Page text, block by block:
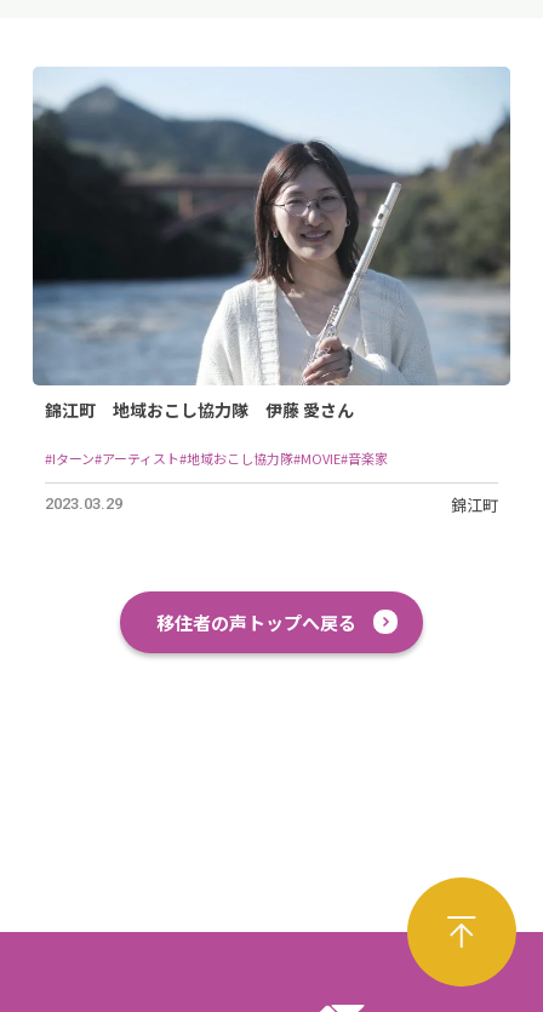
錦江町 地域おこし協力隊 伊藤 愛さん
#Iターン#アーティスト#地域おこし協力隊#MOVIE#音楽家
2023.03.29 錦江町
移住者の声トップへ戻る